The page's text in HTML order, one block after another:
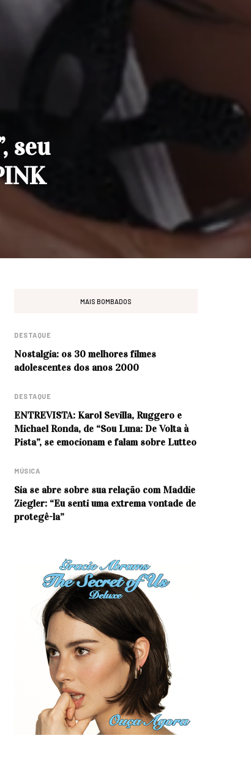
seu
MAIS BOMBADOS
DESTAQUE
Nostalgia: os 30 melhores filmes
adolescentes dos anos 2000
DESTAQUE
ENTREVISTA: Karol Sevilla, Ruggero e
Michael Ronda, de “Sou Luna: De Volta à
Pista”, se emocionam e falam sobre Lutteo
MÚSICA
Sia se abre sobre sua relação com Maddie
Ziegler: “Eu senti uma extrema vontade de
protegê-la”